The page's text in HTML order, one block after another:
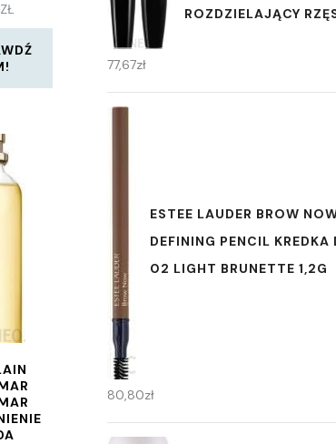
ZŁ
ROZDZIELAJĄCY
77,67zł
ESTEE LAUDER BROW
DEFINING PENCIL KREDKA
02 LIGHT BRUNETTE 1,2G
80,80zł